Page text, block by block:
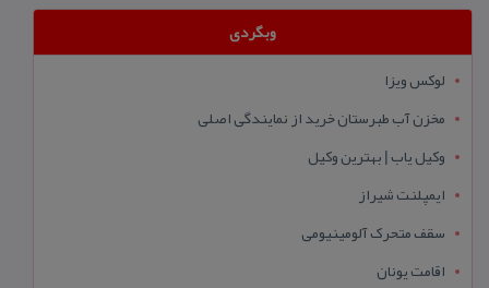
وبگردی
لوکس ویزا
مخزن آب طبرستان خرید از نمایندگی اصلی
وکیل یاب | بهترین وکیل
ایمپلنت شیراز
سقف متحرک آلومینیومی
اقامت یونان